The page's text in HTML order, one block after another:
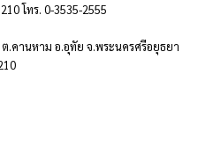
โทร. 0-3535-2555
.คานหาม อ.อุทัย จ.พระนครศรีอยุธยา